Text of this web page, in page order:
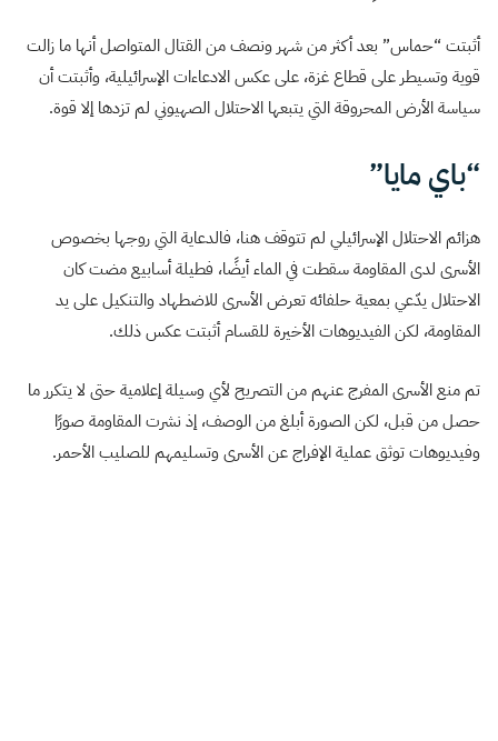
أثبتت “حماس” بعد أكثر من شهر ونصف من القتال المتواصل أنها ما زالت
قوية وتسيطر على قطاع غزة، على عكس الادعاءات الإسرائيلية، وأثبتت أن
سياسة الأرض المحروقة التي يتبعها الاحتلال الصهيوني لم تزدها إلا قوة.
“باي مايا”
هزائم الاحتلال الإسرائيلي لم تتوقف هنا، فالدعاية التي روجها بخصوص
الأسرى لدى المقاومة سقطت في الماء أيضًا، فطيلة أسابيع مضت كان
الاحتلال يدّعي بمعية حلفائه تعرض الأسرى للاضطهاد والتنكيل على يد
المقاومة، لكن الفيديوهات الأخيرة للقسام أثبتت عكس ذلك.
تم منع الأسرى المفرج عنهم من التصريح لأي وسيلة إعلامية حتى لا يتكرر ما
حصل من قبل، لكن الصورة أبلغ من الوصف، إذ نشرت المقاومة صورًا
وفيديوهات توثق عملية الإفراج عن الأسرى وتسليمهم للصليب الأحمر.